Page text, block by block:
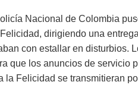
Nacional de Colombia
dirigiendo una
con estallar en disturbios.
que los anuncios de servicio
la Felicidad se transmitieran